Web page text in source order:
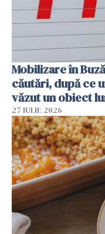
Mobilizare în
căutări, după ce
văzut un obiect
27 IULIE 2026